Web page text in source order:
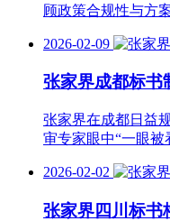
顾政策合规性与方
2026-02-09
张家界‌成都标书
张家界在成都日益
审专家眼中“一眼
2026-02-02
张家界四川标书